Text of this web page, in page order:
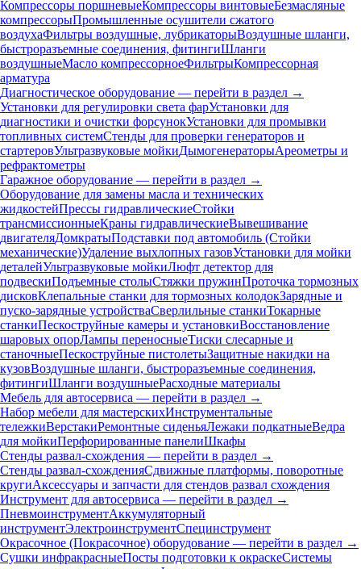
Компрессоры поршневыеКомпрессоры винтовыеБезмасляные
компрессорыПромышленные осушители сжатого
воздухаФильтры воздушные, лубрикаторыВоздушные шланги,
быстроразъемные соединения, фитингиШланги
воздушныеМасло компрессорноеФильтрыКомпрессорная
арматура
Диагностическое оборудование — перейти в раздел →
Установки для регулировки света фарУстановки для
диагностики и очистки форсунокУстановки для промывки
топливных системСтенды для проверки генераторов и
стартеровУльтразвуковые мойкиДымогенераторыАреометры и
рефрактометры
Гаражное оборудование — перейти в раздел →
Оборудование для замены масла и технических
жидкостейПрессы гидравлическиеСтойки
трансмиссионныеКраны гидравлическиеВывешивание
двигателяДомкратыПодставки под автомобиль (Стойки
механические)Удаление выхлопных газовУстановки для мойки
деталейУльтразвуковые мойкиЛюфт детектор для
подвескиПодъемные столыСтяжки пружинПроточка тормозных
дисковКлепальные станки для тормозных колодокЗарядные и
пуско-зарядные устройстваСверлильные станкиТокарные
станкиПескоструйные камеры и установкиВосстановление
шаровых опорЛампы переносныеТиски слесарные и
станочныеПескоструйные пистолетыЗащитные накидки на
кузовВоздушные шланги, быстроразъемные соединения,
фитингиШланги воздушныеРасходные материалы
Мебель для автосервиса — перейти в раздел →
Набор мебели для мастерскихИнструментальные
тележкиВерстакиРемонтные сиденьяЛежаки подкатныеВедра
для мойкиПерфорированные панелиШкафы
Стенды развал-схождения — перейти в раздел →
Стенды развал-схожденияСдвижные платформы, поворотные
кругиАксессуары и запчасти для стендов развал схождения
Инструмент для автосервиса — перейти в раздел →
ПневмоинструментАккумуляторный
инструментЭлектроинструментСпецинструмент
Окрасочное (Покрасочное) оборудование — перейти в раздел →
Сушки инфракрасныеПосты подготовки к окраскеСистемы